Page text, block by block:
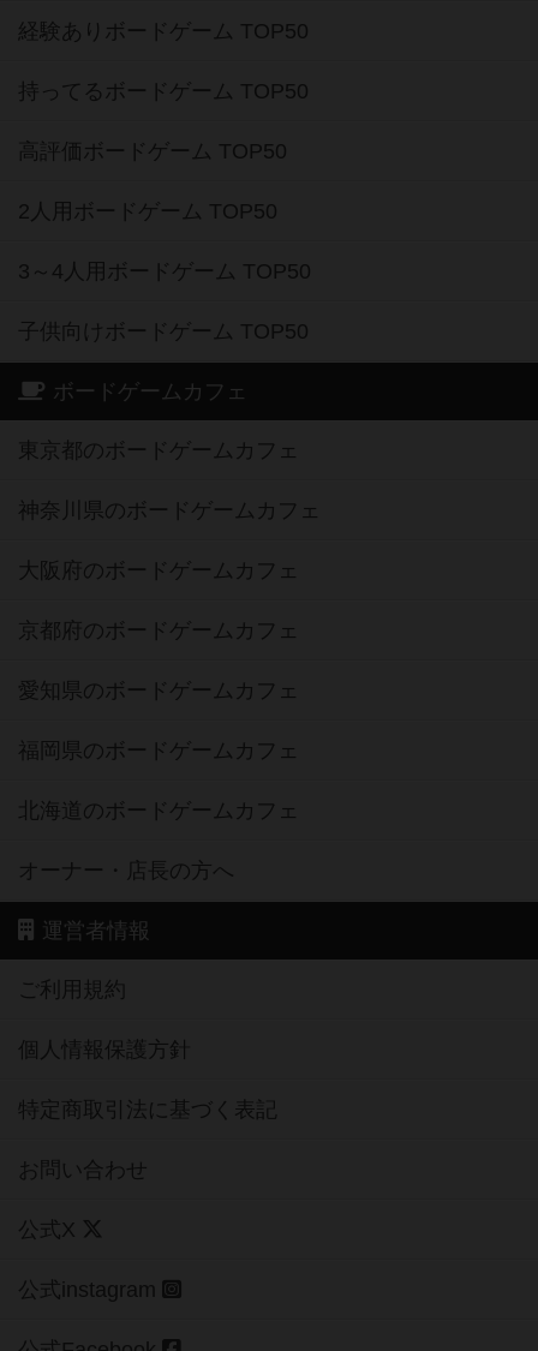
経験ありボードゲーム TOP50
持ってるボードゲーム TOP50
高評価ボードゲーム TOP50
2人用ボードゲーム TOP50
3～4人用ボードゲーム TOP50
子供向けボードゲーム TOP50
ボードゲームカフェ
東京都のボードゲームカフェ
神奈川県のボードゲームカフェ
大阪府のボードゲームカフェ
京都府のボードゲームカフェ
愛知県のボードゲームカフェ
福岡県のボードゲームカフェ
北海道のボードゲームカフェ
オーナー・店長の方へ
運営者情報
ご利用規約
個人情報保護方針
特定商取引法に基づく表記
お問い合わせ
公式X
公式instagram